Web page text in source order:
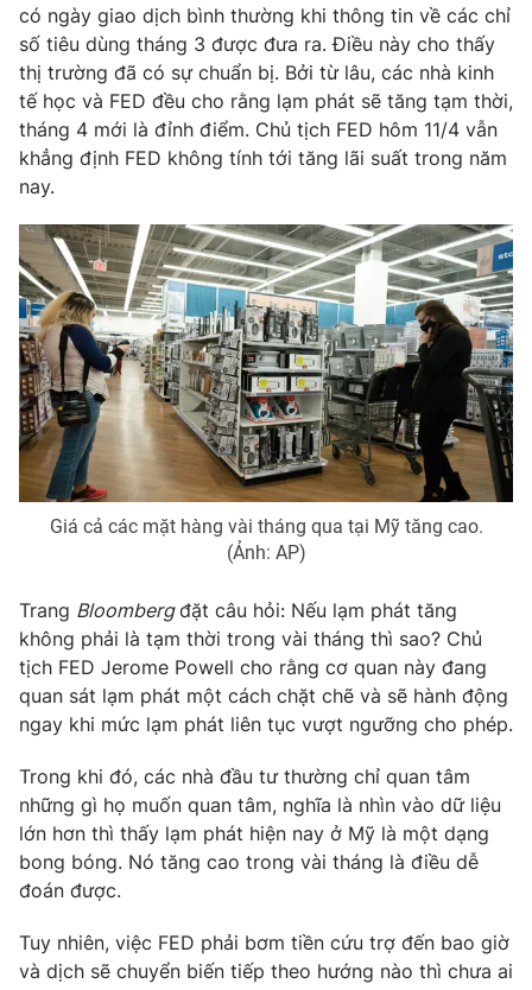
THỜI BÁO VTV
Theo dõi báo trên
Cơ quan chủ quản:Đài Truyền hình Việt Nam
Cơ quan báo chí:Thời báo VTV
Giấy phép hoạt động báo in và báo điện tử số 483/GP-BTTTT
cấp ngày 29/12/2023
Tổng Biên tập:Vũ Thanh Thủy
Phó Tổng Biên tập:Nguyễn Thị Mỹ Hạnh, Phạm Quốc Thắng,
Nguyễn Trọng Ninh
Tổng đài VTV:
024.38 355 931 - 024.38 355 932
Ðiện thoại Thời báo VTV: 024.66 897 897
Email:toasoan@vtv.vn
Liên hệ quảng cáo:024-7300.7108
® Cấm sao chép dưới mọi hình thức nếu không có sự chấp
thuận bằng văn bản. Ghi rõ nguồn VTV.vn khi phát hành lại
có ngày giao dịch bình thường khi thông tin về các chỉ
số tiêu dùng tháng 3 được đưa ra. Điều này cho thấy
thị trường đã có sự chuẩn bị. Bởi từ lâu, các nhà kinh
tế học và FED đều cho rằng lạm phát sẽ tăng tạm thời,
tháng 4 mới là đỉnh điểm. Chủ tịch FED hôm 11/4 vẫn
khẳng định FED không tính tới tăng lãi suất trong năm
nay.
Giá cả các mặt hàng vài tháng qua tại Mỹ tăng cao.
(Ảnh: AP)
Trang Bloombergđặt câu hỏi: Nếu lạm phát tăng
không phải là tạm thời trong vài tháng thì sao? Chủ
tịch FED Jerome Powell cho rằng cơ quan này đang
quan sát lạm phát một cách chặt chẽ và sẽ hành động
ngay khi mức lạm phát liên tục vượt ngưỡng cho phép.
Trong khi đó, các nhà đầu tư thường chỉ quan tâm
những gì họ muốn quan tâm, nghĩa là nhìn vào dữ liệu
lớn hơn thì thấy lạm phát hiện nay ở Mỹ là một dạng
bong bóng. Nó tăng cao trong vài tháng là điều dễ
đoán được.
Tuy nhiên, việc FED phải bơm tiền cứu trợ đến bao giờ
và dịch sẽ chuyển biến tiếp theo hướng nào thì chưa ai